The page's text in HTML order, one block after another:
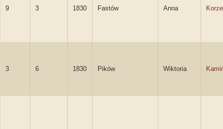
9 3 1830 Fastów Anna
3 6 1830 Pików Wiktoria